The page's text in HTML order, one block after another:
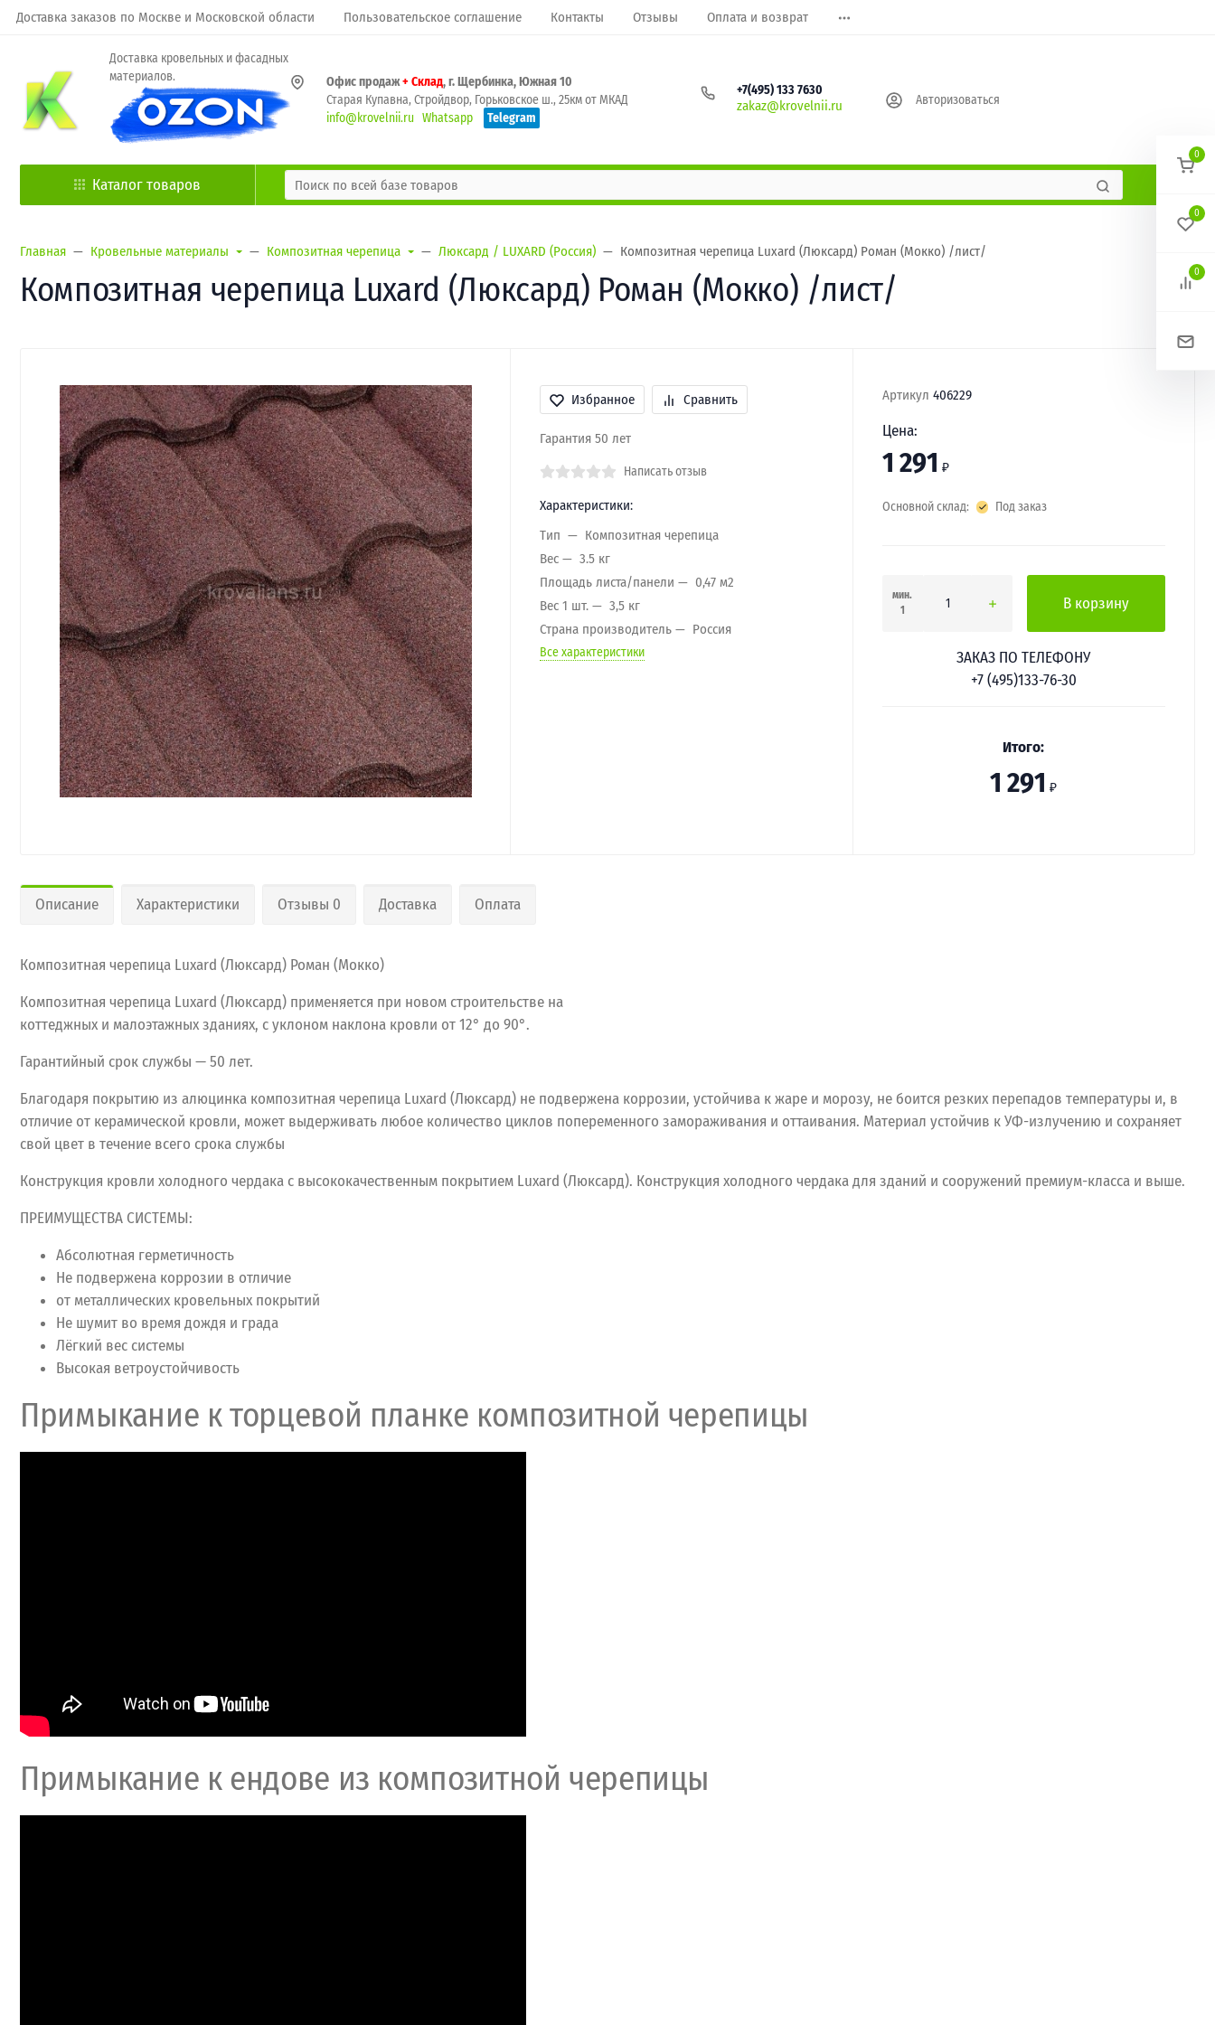
Доставка заказов по Москве и Московской области Пользовательское соглашение Контакты Отзывы Оплата и возврат
Доставка кровельных и фасадных
материалов.
Офис продаж+ Склад, г. Щербинка, Южная 10
Старая Купавна, Стройдвор, Горьковское ш., 25км от МКАД
info@krovelnii.ru Whatsapp Telegram
+7(495) 133 7630
zakaz@krovelnii.ru Авторизоваться
Каталог товаров
Главная Кровельные материалы Композитная черепица Люксард / LUXARD (Россия) Композитная черепица Luxard (Люксард) Роман (Мокко) /лист/
Композитная черепица Luxard (Люксард) Роман (Мокко) /лист/
Избранное Сравнить
Гарантия 50 лет
Написать отзыв
Характеристики:
Тип
Композитная черепица
Вес
3.5 кг
Площадь листа/панели
0,47 м2
Вес 1 шт.
3,5 кг
Страна производитель
Россия
Все характеристики
Артикул 406229
Цена:
1 291 ₽
Основной склад: Под заказ
мин.
1
В корзину
ЗАКАЗ ПО ТЕЛЕФОНУ
+7 (495)133-76-30
Итого:
1 291 ₽
Описание Характеристики Отзывы 0 Доставка Оплата
Композитная черепица Luxard (Люксард) Роман (Мокко)
Композитная черепица Luxard (Люксард) применяется при новом строительстве на
коттеджных и малоэтажных зданиях, с уклоном наклона кровли от 12° до 90°.
Гарантийный срок службы — 50 лет.
Благодаря покрытию из алюцинка композитная черепица Luxard (Люксард) не подвержена коррозии, устойчива к жаре и морозу, не боится резких перепадов температуры и, в
отличие от керамической кровли, может выдерживать любое количество циклов попеременного замораживания и оттаивания. Материал устойчив к УФ-излучению и сохраняет
свой цвет в течение всего срока службы
Конструкция кровли холодного чердака с высококачественным покрытием Luxard (Люксард). Конструкция холодного чердака для зданий и сооружений премиум-класса и выше.
ПРЕИМУЩЕСТВА СИСТЕМЫ:
Абсолютная герметичность
Не подвержена коррозии в отличие
от металлических кровельных покрытий
Не шумит во время дождя и града
Лёгкий вес системы
Высокая ветроустойчивость
Примыкание к торцевой планке композитной черепицы
Примыкание к ендове из композитной черепицы
0
0
0